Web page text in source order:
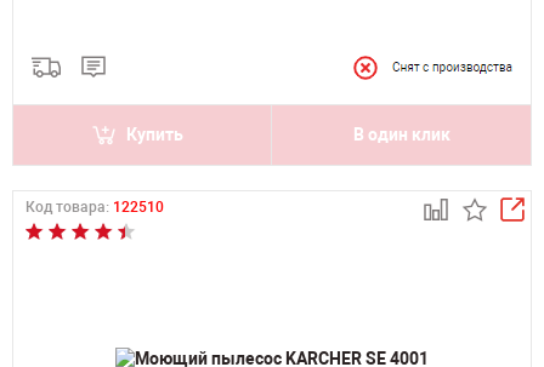
Купить В один клик
Код товара: 122510